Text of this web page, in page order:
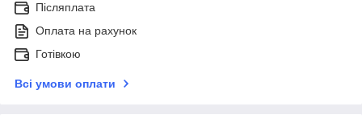
Післяплата
Оплата на рахунок
Готівкою
Всі умови оплати